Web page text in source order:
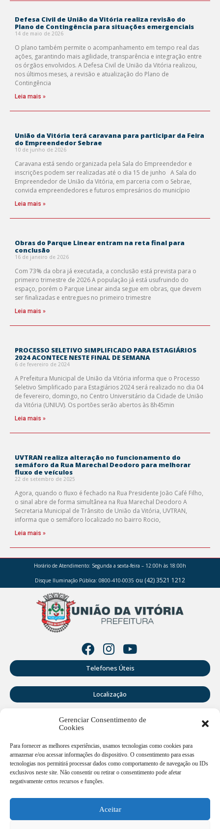
Gerenciar Consentimento de
Cookies
Para fornecer as melhores experiências, usamos tecnologias como cookies para
armazenar e/ou acessar informações do dispositivo. O consentimento para essas
tecnologias nos permitirá processar dados como comportamento de navegação ou IDs
exclusivos neste site. Não consentir ou retirar o consentimento pode afetar
negativamente certos recursos e funções.
Aceitar
Defesa Civil de União da Vitória realiza revisão do
Plano de Contingência para situações emergenciais
14 de maio de 2026
O plano também permite o acompanhamento em tempo real das
ações, garantindo mais agilidade, transparência e integração entre
os órgãos envolvidos. A Defesa Civil de União da Vitória realizou,
nos últimos meses, a revisão e atualização do Plano de
Contingência
Leia mais »
União da Vitória terá caravana para participar da Feira
do Empreendedor Sebrae
10 de junho de 2026
Caravana está sendo organizada pela Sala do Empreendedor e
inscrições podem ser realizadas até o dia 15 de junho A Sala do
Empreendedor de União da Vitória, em parceria com o Sebrae,
convida empreendedores e futuros empresários do município
Leia mais »
Obras do Parque Linear entram na reta final para
conclusão
16 de janeiro de 2026
Com 73% da obra já executada, a conclusão está prevista para o
primeiro trimestre de 2026 A população já está usufruindo do
espaço, porém o Parque Linear ainda segue em obras, que devem
ser finalizadas e entregues no primeiro trimestre
Leia mais »
PROCESSO SELETIVO SIMPLIFICADO PARA ESTAGIÁRIOS
2024 ACONTECE NESTE FINAL DE SEMANA
6 de fevereiro de 2024
A Prefeitura Municipal de União da Vitória informa que o Processo
Seletivo Simplificado para Estagiários 2024 será realizado no dia 04
de fevereiro, domingo, no Centro Universitário da Cidade de União
da Vitória (UNIUV). Os portões serão abertos às 8h45min
Leia mais »
UVTRAN realiza alteração no funcionamento do
semáforo da Rua Marechal Deodoro para melhorar
fluxo de veículos
22 de setembro de 2025
Agora, quando o fluxo é fechado na Rua Presidente João Café Filho,
o sinal abre de forma simultânea na Rua Marechal Deodoro A
Secretaria Municipal de Trânsito de União da Vitória, UVTRAN,
informa que o semáforo localizado no bairro Rocio,
Leia mais »
Horário de Atendimento: Segunda a sexta-feira – 12:00h às 18:00h
Disque Iluminação Pública: 0800-410-0035 ou (42) 3521 1212
Telefones Úteis
Localização
Perguntas Frequentes
Webmail
Rua Doutor Cruz Machado, 205 - Centro - União da Vitória -
PR
Atendimento de segunda a sexta-feira das 12:00h às